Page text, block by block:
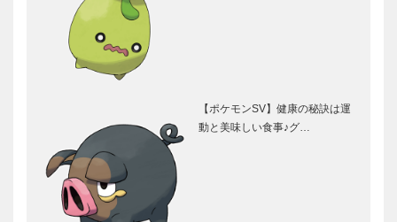
【ポケモンSV】健康の秘訣は運
動と美味しい食事♪グ…